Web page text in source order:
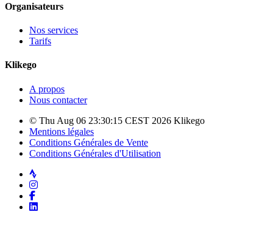
Organisateurs
Nos services
Tarifs
Klikego
A propos
Nous contacter
© Thu Aug 06 23:30:15 CEST 2026 Klikego
Mentions légales
Conditions Générales de Vente
Conditions Générales d'Utilisation
Strava
Instagram
Facebook
LinkedIn